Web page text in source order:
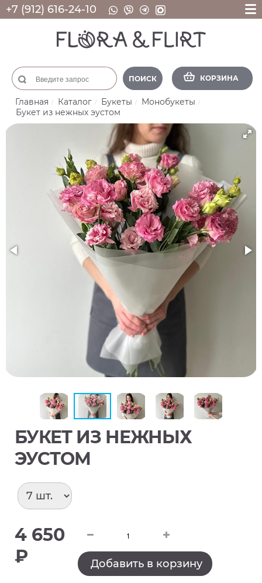
+7 (912) 616-24-10
ПОИСК КОРЗИНА
Главная Каталог Букеты
Монобукеты
Букет из нежных эустом
БУКЕТ ИЗ НЕЖНЫХ
ЭУСТОМ
4 650
₽
Добавить в корзину